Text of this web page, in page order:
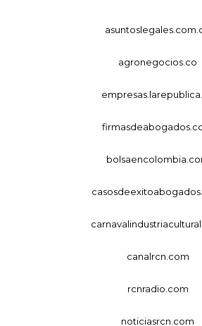
agronegocios.co
canalrcn.com
rcnradio.com
noticiasrcn.com